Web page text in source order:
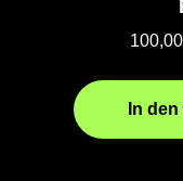
100,00
In